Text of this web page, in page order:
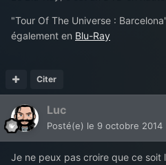
"Tour Of The Universe :
également en Blu-Ray
Citer
Luc
Posté(e) le 9 octobre 2014
Je ne peux pas croire que ce soit